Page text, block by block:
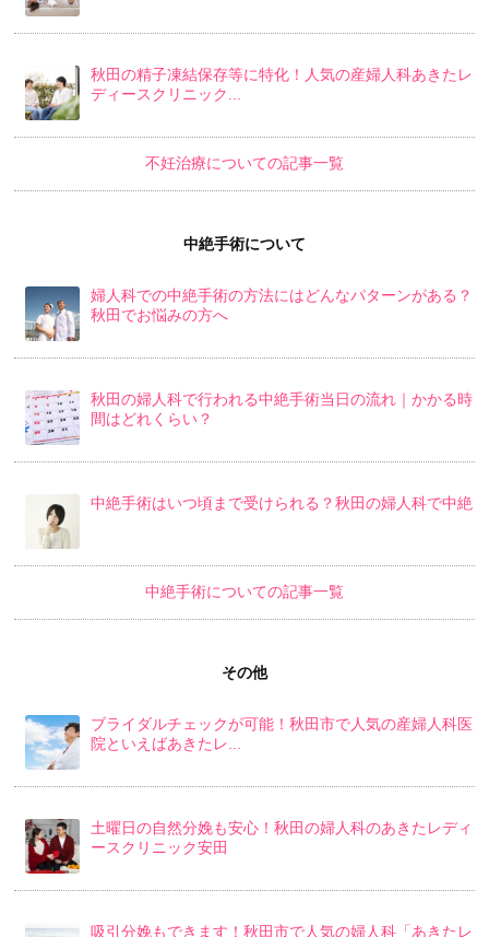
秋田の精子凍結保存等に特化！人気の産婦人科あきたレ
ディースクリニック...
不妊治療についての記事一覧
中絶手術について
婦人科での中絶手術の方法にはどんなパターンがある？
秋田でお悩みの方へ
秋田の婦人科で行われる中絶手術当日の流れ｜かかる時
間はどれくらい？
中絶手術はいつ頃まで受けられる？秋田の婦人科で中絶
中絶手術についての記事一覧
その他
ブライダルチェックが可能！秋田市で人気の産婦人科医
院といえばあきたレ...
土曜日の自然分娩も安心！秋田の婦人科のあきたレディ
ースクリニック安田
吸引分娩もできます！秋田市で人気の婦人科「あきたレ